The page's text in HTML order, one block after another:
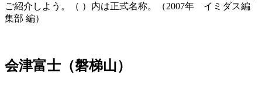
ご紹介しよう。（ ）内は正式名称。（2007年 イミダス編
集部 編）
会津富士（磐梯山）